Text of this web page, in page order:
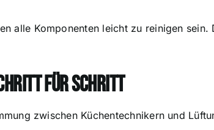
alle Komponenten leicht zu reinigen
für Schritt
zwischen Küchentechnikern und